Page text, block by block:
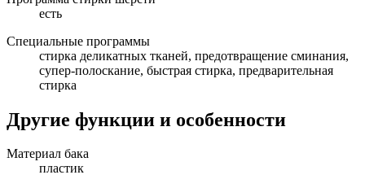
есть
Специальные программы
стирка деликатных тканей, предотвращение сминания,
супер-полоскание, быстрая стирка, предварительная
стирка
Другие функции и особенности
Материал бака
пластик